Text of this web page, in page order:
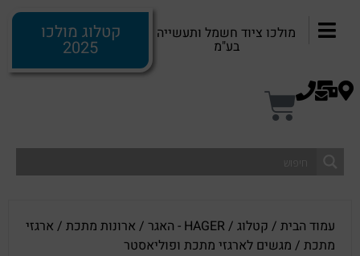
מולכו ציוד חשמל ותעשייה
בע"מ
קטלוג מולכו
2025
עמוד הבית / קטלוג /HAGER - האגר / ארונות מתכת / ארגזי
מתכת / מגשים לארגזי מתכת ופוליאסטר